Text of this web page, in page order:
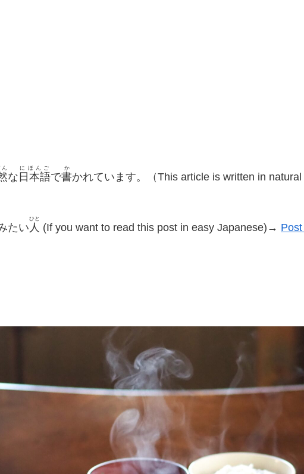
な 日本語
にほんご
で書
か
かれています。（This article is written in
たい 人
ひと
(If you want to read this post in easy Japanese)→